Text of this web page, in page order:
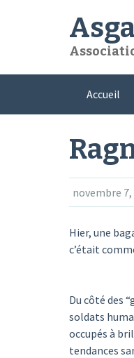
Accueil
novembre 7,
Hier, une
c’était
Du côté des
soldats
occupés à
tendances